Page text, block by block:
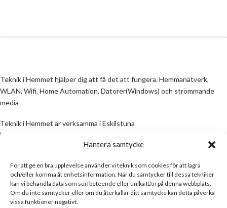
Hantera samtycke
För att ge en bra upplevelse använder vi teknik som cookies för att lagra
och/eller komma åt enhetsinformation. När du samtycker till dessa tekniker
kan vi behandla data som surfbeteende eller unika ID:n på denna webbplats.
Om du inte samtycker eller om du återkallar ditt samtycke kan detta påverka
vissa funktioner negativt.
Teknik i Hemmet hjälper dig att få det att fungera. Hemmanätverk,
WLAN, Wifi, Home Automation, Datorer(Windows) och strömmande
media
Teknik i Hemmet är verksamma i Eskilstuna
Email:
All information på denna sida skall ses som en guide, inte en manual. Om
information på sidan inte stämmer och/eller är felaktig, skicka gärna ett
mail